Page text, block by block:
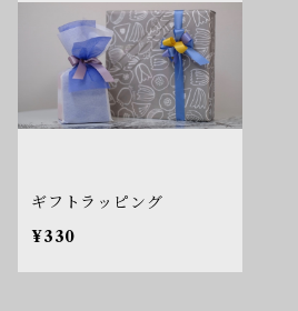
ギフトラッピング
¥330